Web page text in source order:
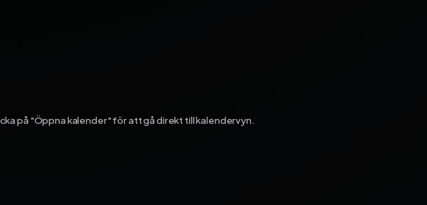
på "Öppna kalender" för att gå direkt till kalendervyn.